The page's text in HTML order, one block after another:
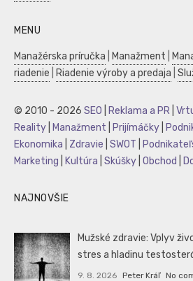
MENU
Manažérska príručka Manažment
riadenie
Riadenie výroby a predaja
© 2010 - 2026 SEO Reklama a PR
Reality
Manažment Prijímáčky
Ekonomika
Zdravie SWOT
Marketing
Kultúra Skúšky Obchod
NAJNOVŠIE
Mužské zdravie: Vplyv
stres a hladinu
9. 8. 2026 Peter Kráľ No